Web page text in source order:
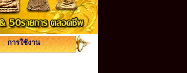
: การใช้งาน :